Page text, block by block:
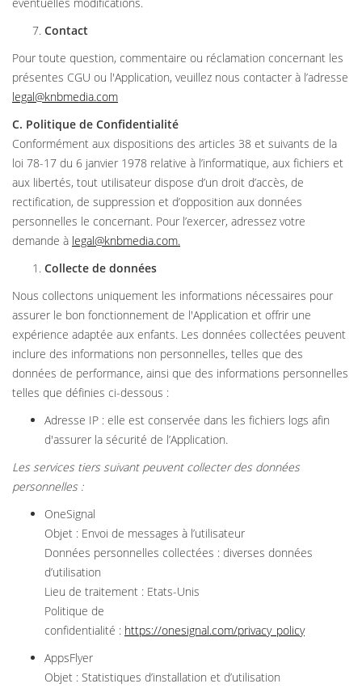
Contact
Pour toute question, commentaire ou réclamation concernant les
présentes CGU ou l'Application, veuillez nous contacter à l’adresse
legal@knbmedia.com
C. Politique de Confidentialité
Conformément aux dispositions des articles 38 et suivants de la
loi 78-17 du 6 janvier 1978 relative à l’informatique, aux fichiers et
aux libertés, tout utilisateur dispose d’un droit d’accès, de
rectification, de suppression et d’opposition aux données
personnelles le concernant. Pour l’exercer, adressez votre
demande à legal@knbmedia.com.
Collecte de données
Nous collectons uniquement les informations nécessaires pour
assurer le bon fonctionnement de l'Application et offrir une
expérience adaptée aux enfants. Les données collectées peuvent
inclure des informations non personnelles, telles que des
données de performance, ainsi que des informations personnelles
telles que définies ci-dessous :
Adresse IP : elle est conservée dans les fichiers logs afin
d'assurer la sécurité de l’Application.
Les services tiers suivant peuvent collecter des données
personnelles :
OneSignal
Objet : Envoi de messages à l’utilisateur
Données personnelles collectées : diverses données
d’utilisation
Lieu de traitement : Etats-Unis
Politique de
confidentialité : https://onesignal.com/privacy_policy
AppsFlyer
Objet : Statistiques d’installation et d’utilisation